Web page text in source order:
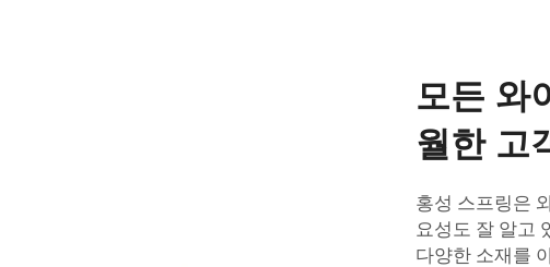
모든 와
월한 고
홍성 스프링은
요성도 잘 알고
다양한 소재를